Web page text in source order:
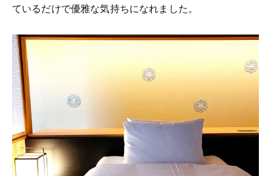
ているだけで優雅な気持ちになれました。